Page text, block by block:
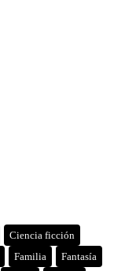
Ciencia ficción
Familia
Fantasía